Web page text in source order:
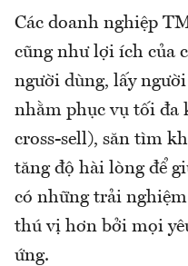
Các doanh nghiệp
cũng như lợi ích của
người dùng, lấy
nhằm phục vụ tối đa
cross-sell), săn tìm
tăng độ hài lòng để
có những trải
thú vị hơn bởi mọi
ứng.